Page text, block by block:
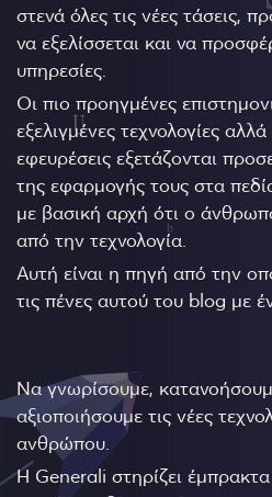
στενά όλες τις νέες τάσεις,
να εξελίσσεται και να
υπηρεσίες.
Οι πιο προηγμένες
εξελιγμένες τεχνολογίες
εφευρέσεις εξετάζονται
της εφαρμογής τους στα
με βασική αρχή ότι ο
από την τεχνολογία.
Αυτή είναι η πηγή από την
τις πένες αυτού του blog με
Να γνωρίσουμε,
αξιοποιήσουμε τις νέες
ανθρώπου.
Η Generali στηρίζει